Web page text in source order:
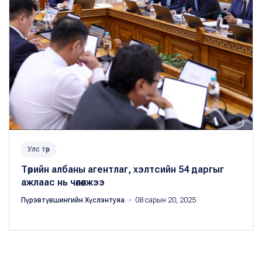
Улс төр
Төрийн албаны агентлаг, хэлтсийн 54 даргыг
ажлаас нь чөлөөлжээ
Пүрэвтүвшингийн Хүслэнтуяа ・ 08 сарын 20, 2025